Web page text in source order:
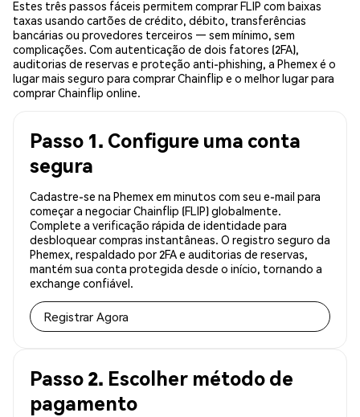
Estes três passos fáceis permitem comprar FLIP com baixas
taxas usando cartões de crédito, débito, transferências
bancárias ou provedores terceiros — sem mínimo, sem
complicações. Com autenticação de dois fatores (2FA),
auditorias de reservas e proteção anti-phishing, a Phemex é o
lugar mais seguro para comprar Chainflip e o melhor lugar para
comprar Chainflip online.
Passo 1. Configure uma conta
segura
Cadastre-se na Phemex em minutos com seu e-mail para
começar a negociar Chainflip (FLIP) globalmente.
Complete a verificação rápida de identidade para
desbloquear compras instantâneas. O registro seguro da
Phemex, respaldado por 2FA e auditorias de reservas,
mantém sua conta protegida desde o início, tornando a
exchange confiável.
Registrar Agora
Passo 2. Escolher método de
pagamento